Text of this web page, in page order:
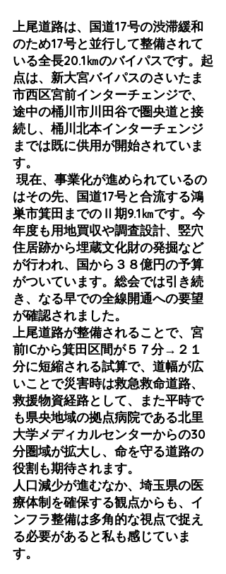
上尾道路は、国道17号の渋滞緩和
のため17号と並行して整備されて
いる全長20.1㎞のバイパスです。起
点は、新大宮バイパスのさいたま
市西区宮前インターチェンジで、
途中の桶川市川田谷で圏央道と接
続し、桶川北本インターチェンジ
までは既に供用が開始されていま
す。
現在、事業化が進められているの
はその先、国道17号と合流する鴻
巣市箕田までのⅡ期9.1㎞です。今
年度も用地買収や調査設計、竪穴
住居跡から埋蔵文化財の発掘など
が行われ、国から３８億円の予算
がついています。総会では引き続
き、なる早での全線開通への要望
が確認されました。
上尾道路が整備されることで、宮
前ICから箕田区間が５７分→２１
分に短縮される試算で、道幅が広
いことで災害時は救急救命道路、
救援物資経路として、また平時で
も県央地域の拠点病院である北里
大学メディカルセンターからの30
分圏域が拡大し、命を守る道路の
役割も期待されます。
人口減少が進むなか、埼玉県の医
療体制を確保する観点からも、イ
ンフラ整備は多角的な視点で捉え
る必要があると私も感じていま
す。